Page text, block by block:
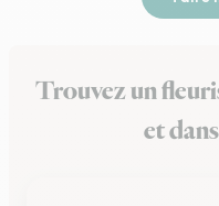
Trouvez un
et